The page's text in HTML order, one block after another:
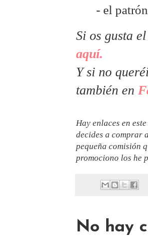
- el
Si os gusta
aquí.
Y si no
también en
Hay enlaces en
decides a comprar
pequeña comisión
promociono los he
No hay